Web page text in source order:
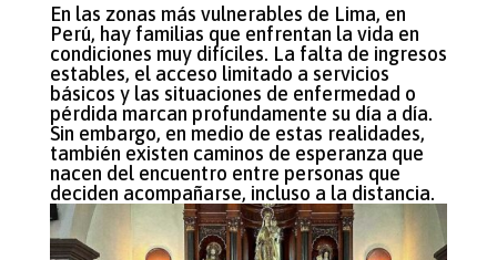
En las zonas más vulnerables de Lima, en
Perú, hay familias que enfrentan la vida en
condiciones muy difíciles. La falta de ingresos
estables, el acceso limitado a servicios
básicos y las situaciones de enfermedad o
pérdida marcan profundamente su día a día.
Sin embargo, en medio de estas realidades,
también existen caminos de esperanza que
nacen del encuentro entre personas que
deciden acompañarse, incluso a la distancia.